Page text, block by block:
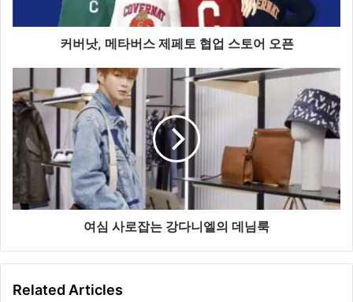
페
스
토
어
오
픈
커버낫, 메타버스 제페토 협업 스토어 오픈
심
사
로
잡
는
강
다
니
룩
여심 사로잡는 강다니엘의 데님룩
Related Articles